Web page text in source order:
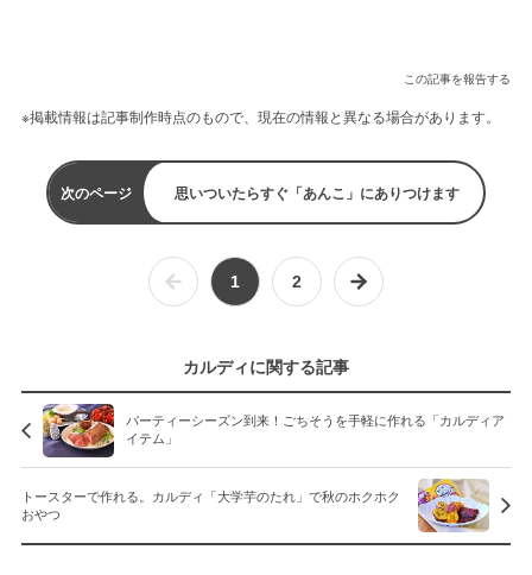
この記事を報告する
※掲載情報は記事制作時点のもので、現在の情報と異なる場合があります。
次のページ 思いついたらすぐ「あんこ」にありつけます
1 2
カルディに関する記事
パーティーシーズン到来！ごちそうを手軽に作れる「カルディア
イテム」
トースターで作れる。カルディ「大学芋のたれ」で秋のホクホク
おやつ